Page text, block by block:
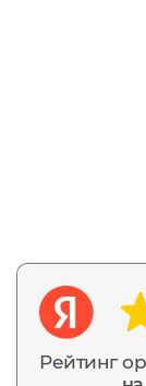
Рейтинг